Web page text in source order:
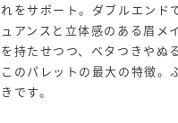
れをサポート。ダブルエンド
ュアンスと立体感のある眉メ
を持たせつつ、ベタつきやぬ
このパレットの最大の特徴。
きです。